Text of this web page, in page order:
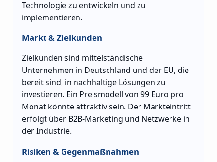
Technologie zu entwickeln und zu
implementieren.
Markt & Zielkunden
Zielkunden sind mittelständische
Unternehmen in Deutschland und der EU, die
bereit sind, in nachhaltige Lösungen zu
investieren. Ein Preismodell von 99 Euro pro
Monat könnte attraktiv sein. Der Markteintritt
erfolgt über B2B-Marketing und Netzwerke in
der Industrie.
Risiken & Gegenmaßnahmen